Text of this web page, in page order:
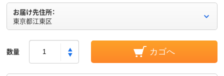
お届け先住所：
東京都江東区
数量 カゴへ